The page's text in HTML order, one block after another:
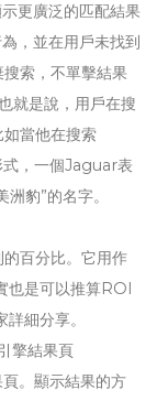
更廣泛的匹配結果
，並在用戶未找到
索，不單擊結果
就是說，用戶在搜
當他在搜索
式，一個Jaguar表
豹”的名字。
百分比。它用作
也是可以推算ROI
細分享。
擎結果頁
。顯示結果的方